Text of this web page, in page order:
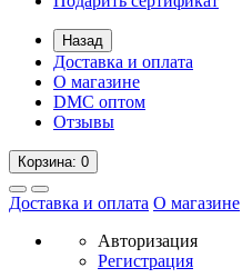
Назад
Доставка и оплата
О магазине
DMC оптом
Отзывы
Корзина: 0
Доставка и оплата О магазине
Авторизация
Регистрация